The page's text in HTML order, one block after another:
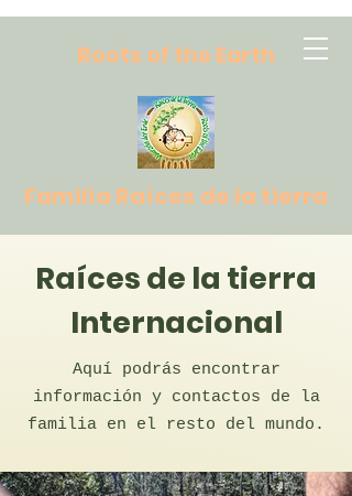
Roots of the Earth
Familia Raíces de la tierra
Raíces de la tierra
Internacional
Aquí podrás encontrar
información y contactos de la
familia en el resto del mundo.